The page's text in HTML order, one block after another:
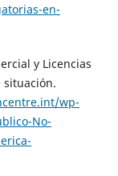
en-
y Licencias
situación.
wp-
No-